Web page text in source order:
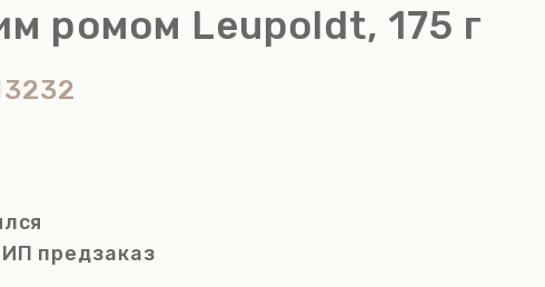
ромом Leupoldt, 175 г
предзаказ